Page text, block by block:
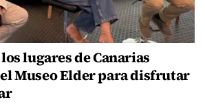
lugares de Canarias
Museo Elder para disfrutar